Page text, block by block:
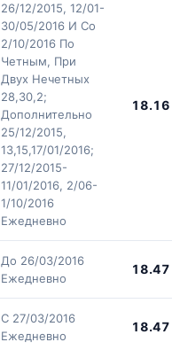
26/12/2015, 12/01-
30/05/2016 И Со
2/10/2016 По
Четным, При
Двух Нечетных
28,30,2;
Дополнительно
25/12/2015,
13,15,17/01/2016;
27/12/2015-
11/01/2016, 2/06-
1/10/2016
Ежедневно
18.16
До 26/03/2016
Ежедневно
18.47
С 27/03/2016
Ежедневно
18.47